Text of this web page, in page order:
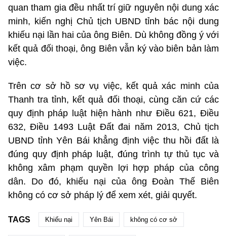
quan tham gia đều nhất trí giữ nguyên nội dung xác
minh, kiến nghị Chủ tịch UBND tỉnh bác nội dung
khiếu nại lần hai của ông Biên. Dù không đồng ý với
kết quả đối thoại, ông Biên vẫn ký vào biên bản làm
việc.
Trên cơ sở hồ sơ vụ việc, kết quả xác minh của
Thanh tra tỉnh, kết quả đối thoại, cùng căn cứ các
quy định pháp luật hiện hành như Điều 621, Điều
632, Điều 1493 Luật Đất đai năm 2013, Chủ tịch
UBND tỉnh Yên Bái khẳng định việc thu hồi đất là
đúng quy định pháp luật, đúng trình tự thủ tục và
không xâm phạm quyền lợi hợp pháp của công
dân. Do đó, khiếu nại của ông Đoàn Thế Biên
không có cơ sở pháp lý để xem xét, giải quyết.
TAGS Khiếu nại Yên Bái không có cơ sở